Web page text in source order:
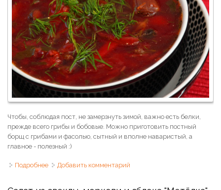
Чтобы, соблюдая пост, не замерзнуть зимой, важно есть белки,
прежде всего грибы и бобовые. Можно приготовить постный
борщ с грибами и фасолью, сытный и вполне наваристый, а
главное - полезный :)
Подробнее о Борщ постный с фасолью и грибами
Добавить комментарий